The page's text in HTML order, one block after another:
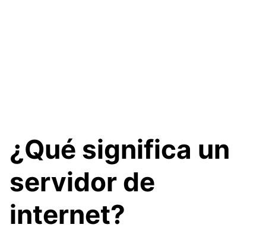
¿Qué significa un
servidor de
internet?